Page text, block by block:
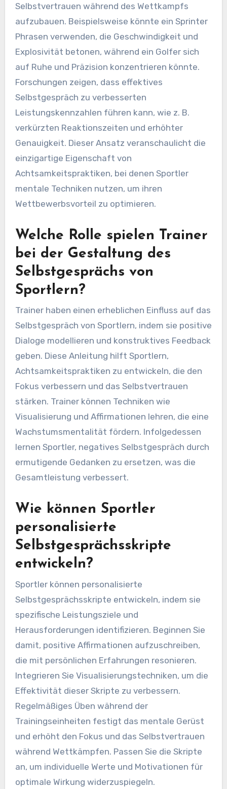
Selbstvertrauen während des Wettkampfs
aufzubauen. Beispielsweise könnte ein Sprinter
Phrasen verwenden, die Geschwindigkeit und
Explosivität betonen, während ein Golfer sich
auf Ruhe und Präzision konzentrieren könnte.
Forschungen zeigen, dass effektives
Selbstgespräch zu verbesserten
Leistungskennzahlen führen kann, wie z. B.
verkürzten Reaktionszeiten und erhöhter
Genauigkeit. Dieser Ansatz veranschaulicht die
einzigartige Eigenschaft von
Achtsamkeitspraktiken, bei denen Sportler
mentale Techniken nutzen, um ihren
Wettbewerbsvorteil zu optimieren.
Welche Rolle spielen Trainer
bei der Gestaltung des
Selbstgesprächs von
Sportlern?
Trainer haben einen erheblichen Einfluss auf das
Selbstgespräch von Sportlern, indem sie positive
Dialoge modellieren und konstruktives Feedback
geben. Diese Anleitung hilft Sportlern,
Achtsamkeitspraktiken zu entwickeln, die den
Fokus verbessern und das Selbstvertrauen
stärken. Trainer können Techniken wie
Visualisierung und Affirmationen lehren, die eine
Wachstumsmentalität fördern. Infolgedessen
lernen Sportler, negatives Selbstgespräch durch
ermutigende Gedanken zu ersetzen, was die
Gesamtleistung verbessert.
Wie können Sportler
personalisierte
Selbstgesprächsskripte
entwickeln?
Sportler können personalisierte
Selbstgesprächsskripte entwickeln, indem sie
spezifische Leistungsziele und
Herausforderungen identifizieren. Beginnen Sie
damit, positive Affirmationen aufzuschreiben,
die mit persönlichen Erfahrungen resonieren.
Integrieren Sie Visualisierungstechniken, um die
Effektivität dieser Skripte zu verbessern.
Regelmäßiges Üben während der
Trainingseinheiten festigt das mentale Gerüst
und erhöht den Fokus und das Selbstvertrauen
während Wettkämpfen. Passen Sie die Skripte
an, um individuelle Werte und Motivationen für
optimale Wirkung widerzuspiegeln.